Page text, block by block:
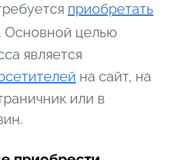
приобретать
Основной целью
является
на сайт, на
или в